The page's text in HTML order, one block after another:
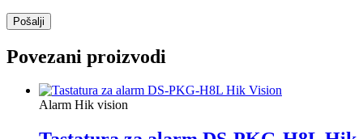
Povezani proizvodi
Alarm Hik vision